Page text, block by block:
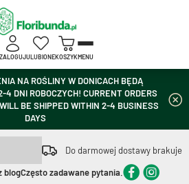
NA ROŚLINY W DONICACH BĘDĄ
4 DNI ROBOCZYCH! CURRENT ORDERS
BE SHIPPED WITHIN 2-4 BUSINESS
DAYS
Do darmowej dostawy brakuje
blogCzęsto zadawane pytania.
ZALOGUJULUBIONEKOSZYKMENU